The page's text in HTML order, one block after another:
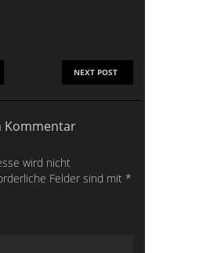
NEXT POST
Kommentar
wird nicht
Felder sind mit *